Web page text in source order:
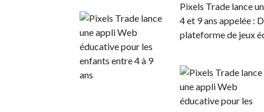
Pixels Trade lance
4 et 9 ans appelée :
plateforme de jeux